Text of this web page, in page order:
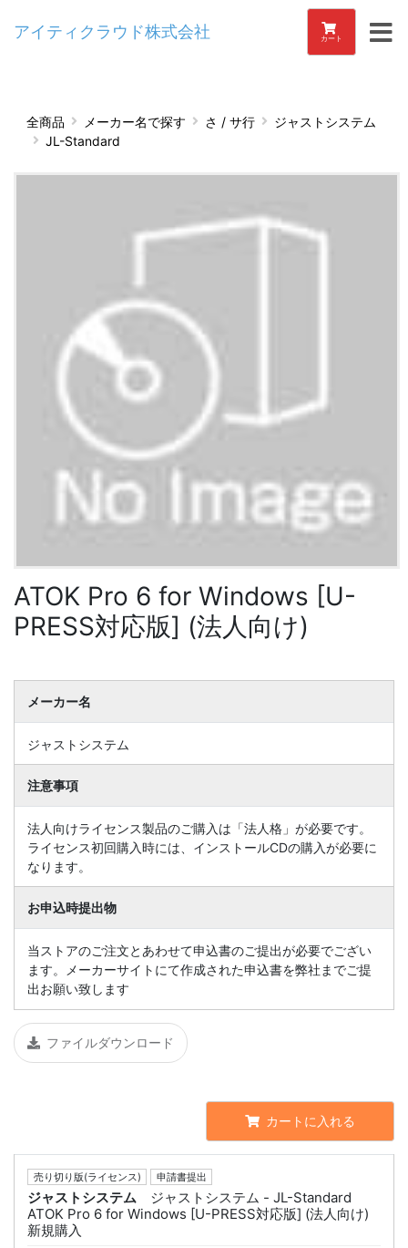
アイティクラウド株式会社 カート
全商品 メーカー名で探す さ / サ行
ジャストシステム
JL-Standard
ATOK Pro 6 for Windows [U-
PRESS対応版] (法人向け)
メーカー名
ジャストシステム
注意事項
法人向けライセンス製品のご購入は「法人格」が必要です。
ライセンス初回購入時には、インストールCDの購入が必要に
なります。
お申込時提出物
当ストアのご注文とあわせて申込書のご提出が必要でござい
ます。メーカーサイトにて作成された申込書を弊社までご提
出お願い致します
ファイルダウンロード
カートに入れる
売り切り版(ライセンス) 申請書提出
ジャストシステム
ジャストシステム - JL-Standard
ATOK Pro 6 for Windows [U-PRESS対応版] (法人向け)
新規購入